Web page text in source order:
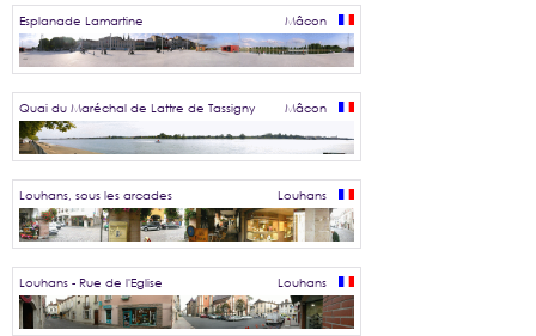
Esplanade Lamartine Mâcon
Quai du Maréchal de Lattre de Tassigny Mâcon
Louhans, sous les arcades Louhans
Louhans - Rue de l'Eglise Louhans